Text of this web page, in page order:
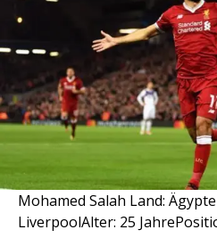
Mohamed Salah Land:
LiverpoolAlter: 25